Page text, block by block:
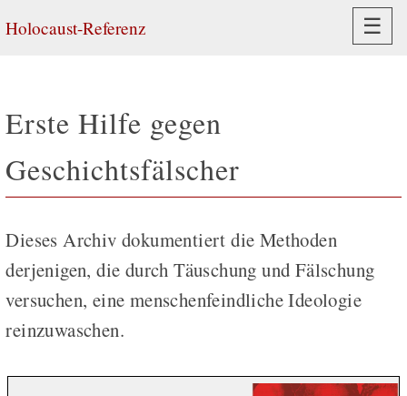
Holocaust-Referenz ☰
Erste Hilfe gegen
Geschichtsfälscher
Dieses Archiv dokumentiert die Methoden
derjenigen, die durch Täuschung und Fälschung
versuchen, eine menschenfeindliche Ideologie
reinzuwaschen.